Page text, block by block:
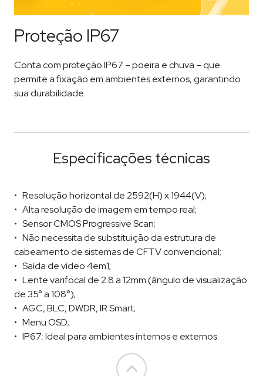
Proteção IP67
Conta com proteção IP67 – poeira e chuva – que
permite a fixação em ambientes externos, garantindo
sua durabilidade.
Especificações técnicas
Resolução horizontal de 2592(H) x 1944(V);
Alta resolução de imagem em tempo real;
Sensor CMOS Progressive Scan;
Não necessita de substituição da estrutura de
cabeamento de sistemas de CFTV convencional;
Saída de vídeo 4em1;
Lente varifocal de 2.8 a 12mm (ângulo de visualização
de 35° a 108°);
AGC, BLC, DWDR, IR Smart;
Menu OSD;
IP67: Ideal para ambientes internos e externos.
Go to top